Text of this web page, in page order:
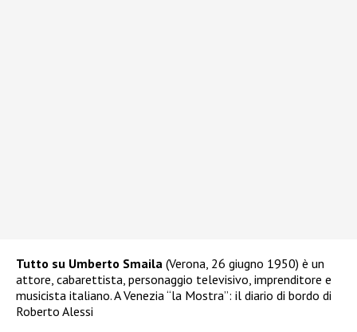
Tutto su Umberto Smaila (Verona, 26 giugno 1950) è un
attore, cabarettista, personaggio televisivo, imprenditore e
musicista italiano. A Venezia “la Mostra”: il diario di bordo di
Roberto Alessi